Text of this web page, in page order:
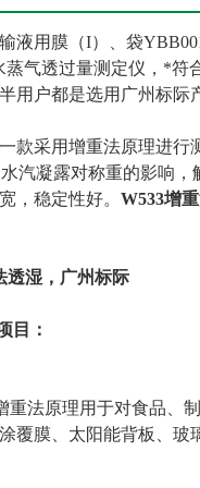
液用膜（I）、袋
气透过量测定仪，*符
用户都是选用广州标际
款采用增重法原理进行
汽凝露对称重的影响
，稳定性好。 W533增
透湿，广州标际
目：
重法原理用于对食品、
覆膜、太阳能背板、玻